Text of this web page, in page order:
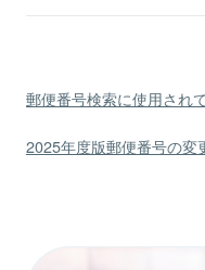
郵便番号検索に使用され
2025年度版郵便番号の変